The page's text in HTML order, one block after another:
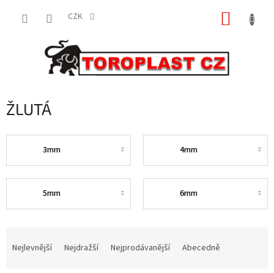
CZK
ŽLUTÁ
3mm 4mm
5mm 6mm
Nejlevnější Nejdražší Nejprodávanější Abecedně